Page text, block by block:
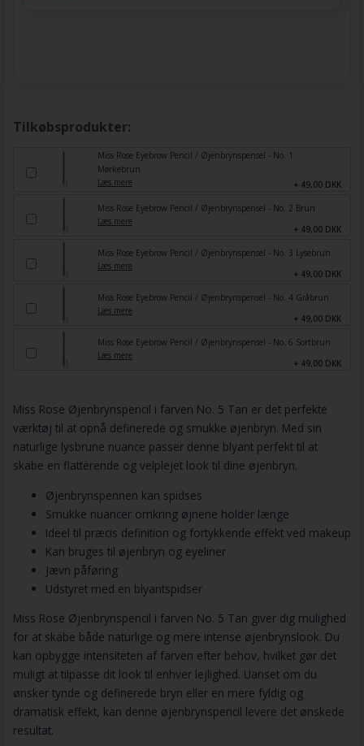
Tilkøbsprodukter:
Miss Rose Eyebrow Pencil / Øjenbrynspensel - No. 1
Mørkebrun
Læs mere
+ 49,00 DKK
Miss Rose Eyebrow Pencil / Øjenbrynspensel - No. 2 Brun
Læs mere
+ 49,00 DKK
Miss Rose Eyebrow Pencil / Øjenbrynspensel - No. 3 Lysebrun
Læs mere
+ 49,00 DKK
Miss Rose Eyebrow Pencil / Øjenbrynspensel - No. 4 Gråbrun
Læs mere
+ 49,00 DKK
Miss Rose Eyebrow Pencil / Øjenbrynspensel - No. 6 Sortbrun
Læs mere
+ 49,00 DKK
Miss Rose Øjenbrynspencil i farven No. 5 Tan er det perfekte
værktøj til at opnå definerede og smukke øjenbryn. Med sin
naturlige lysbrune nuance passer denne blyant perfekt til at
skabe en flatterende og velplejet look til dine øjenbryn.
Øjenbrynspennen kan spidses
Smukke nuancer omkring øjnene holder længe
Ideel til præcis definition og fortykkende effekt ved makeup
Kan bruges til øjenbryn og eyeliner
Jævn påføring
Udstyret med en blyantspidser
Miss Rose Øjenbrynspencil i farven No. 5 Tan giver dig mulighed
for at skabe både naturlige og mere intense øjenbrynslook. Du
kan opbygge intensiteten af farven efter behov, hvilket gør det
muligt at tilpasse dit look til enhver lejlighed. Uanset om du
ønsker tynde og definerede bryn eller en mere fyldig og
dramatisk effekt, kan denne øjenbrynspencil levere det ønskede
resultat.